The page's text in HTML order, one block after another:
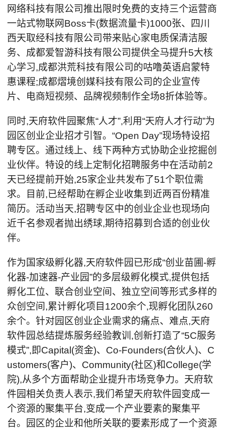
网络科技有限公司推出限时免费的支持三个运营商
一站式物联网Boss卡(数据流量卡)1000张、四川
西天取经科技有限公司带来贴心家电质保清洁服
务、成都爱智游科技有限公司提供全马提升5大核
心学习,成都洪荒科技有限公司的咕噜英语启蒙特
惠课程;成都熠境创媒科技有限公司的企业宣传
片、电商短视频、品牌视频制作全场8折体验等。
同时,天府软件园聚焦“人才”,利用“天府人才行动”为
园区创业企业招才引智。“Open Day”现场特设招
聘专区。通过线上、线下两种方式协助企业挖掘创
业伙伴。特设的线上定制化招聘服务中在活动前2
天已经提前开始,25家企业共发布了51个职位需
求。目前,已经帮助在孵企业收集到近两百份精准
简历。活动当天,招聘专区中的创业企业也现场向
近千名参观者抛出绣球,期待招募到合适的创业伙
伴。
作为国家级孵化器,天府软件园已形成“创业苗圃-孵
化器-加速器-产业园”的多层级孵化模式,提供包括
孵化工位、联合创业空间、独立空间等形式多样的
众创空间,累计孵化项目1200余个,现孵化团队260
余个。针对园区创业企业需求的痛点、难点,天府
软件园总结提炼服务经验教训,创新打造了“5C服务
模式”,即Capital(资金)、Co-Founders(合伙人)、C
ustomers(客户)、Community(社区)和College(学
院),从多个方面帮助企业提升市场竞争力。天府软
件园相关负责人表示,我们希望天府软件园变成一
个资源的聚集平台,变成一个产业要素的聚集平
台。园区的企业和他所关联的要素形成了一个资源